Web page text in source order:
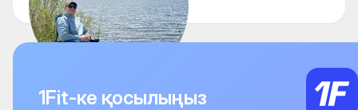
1Fit-ке қосылыңыз